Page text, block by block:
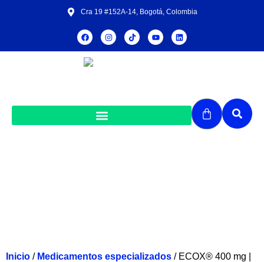
Cra 19 #152A-14, Bogotá, Colombia
Inicio / Medicamentos especializados / ECOX® 400 mg |